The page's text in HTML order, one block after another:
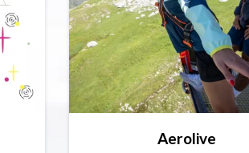
Aerolive